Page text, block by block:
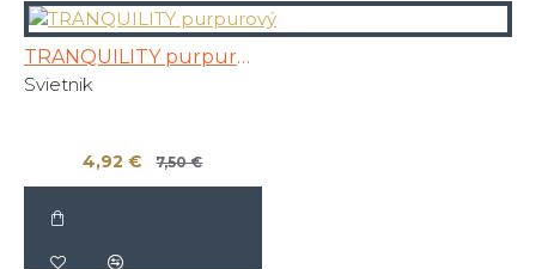
TRANQUILITY purpurový
Svietnik
4,92 € 7,50 €